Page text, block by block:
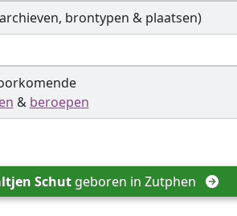
brontypen & plaatsen)
& beroepen
Schut geboren in Zutphen